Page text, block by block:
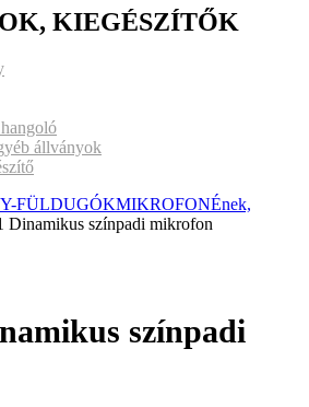
KIEGÉSZÍTŐK
állványok
FÜLDUGÓKMIKROFONÉnek,
Dinamikus színpadi mikrofon
színpadi